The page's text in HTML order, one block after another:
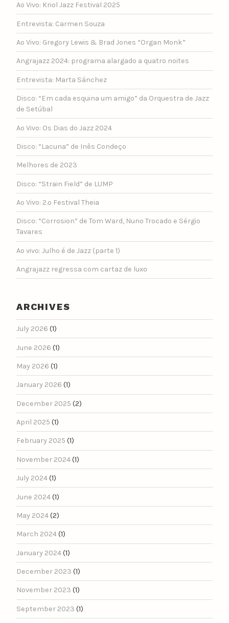
Ao Vivo: Kriol Jazz Festival 2025
Entrevista: Carmen Souza
Ao Vivo: Gregory Lewis & Brad Jones “Organ Monk”
Angrajazz 2024: programa alargado a quatro noites
Entrevista: Marta Sánchez
Disco: “Em cada esquina um amigo” da Orquestra de Jazz
de Setúbal
Ao Vivo: Os Dias do Jazz 2024
Disco: “Lacuna” de Inês Condeço
Melhores de 2023
Disco: “Strain Field” de LUMP
Ao Vivo: 2.º Festival Theia
Disco: “Corrosion” de Tom Ward, Nuno Trocado e Sérgio
Tavares
Ao vivo: Julho é de Jazz (parte 1)
Angrajazz regressa com cartaz de luxo
ARCHIVES
July 2026 (1)
June 2026 (1)
May 2026 (1)
January 2026 (1)
December 2025 (2)
April 2025 (1)
February 2025 (1)
November 2024(1)
July 2024(1)
June 2024(1)
May 2024(2)
March 2024(1)
January 2024(1)
December 2023 (1)
November 2023 (1)
September 2023 (1)